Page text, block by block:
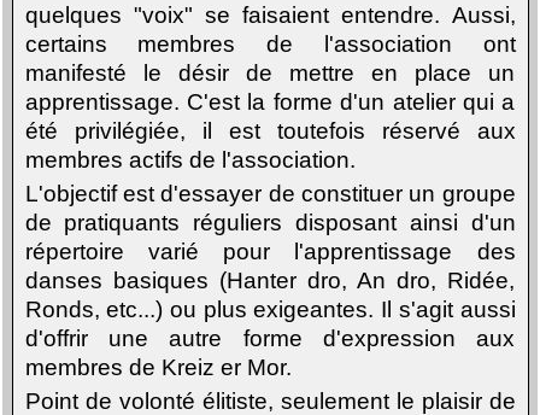
quelques "voix" se faisaient entendre. Aussi,
certains membres de l'association ont
manifesté le désir de mettre en place un
apprentissage. C'est la forme d'un atelier qui a
été privilégiée, il est toutefois réservé aux
membres actifs de l'association.
L'objectif est d'essayer de constituer un groupe
de pratiquants réguliers disposant ainsi d'un
répertoire varié pour l'apprentissage des
danses basiques (Hanter dro, An dro, Ridée,
Ronds, etc...) ou plus exigeantes. Il s'agit aussi
d'offrir une autre forme d'expression aux
membres de Kreiz er Mor.
Point de volonté élitiste, seulement le plaisir de